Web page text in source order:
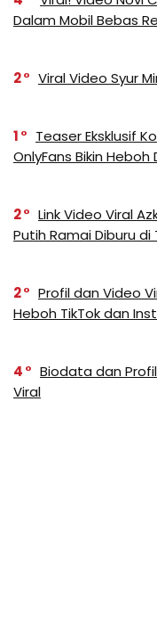
Dalam Mobil Bebas
2 Viral Video Syur
1
Teaser Eksklusif
OnlyFans Bikin Heboh
2
Link Video Viral
Putih Ramai Diburu di
2
Profil dan Video
Heboh TikTok dan
4
Biodata dan
Viral